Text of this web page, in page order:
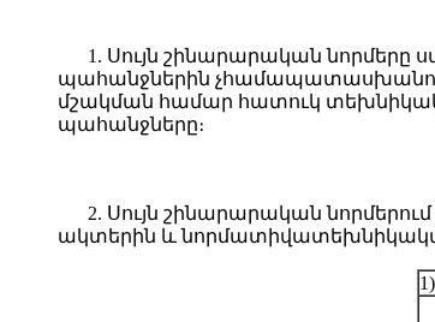
1. Սույն շինարարական
պահանջներին չհամապատասխանող
մշակման համար հատուկ
պահանջները։
2. Սույն շինարարական
ակտերին և